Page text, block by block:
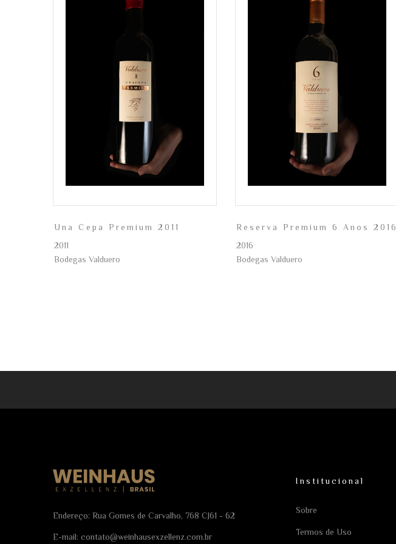
Una Cepa Premium 2011
2011
Bodegas Valduero
Reserva Premium 6 Anos 2016
2016
Bodegas Valduero
Endereço: Rua Gomes de Carvalho, 768 CJ61 - 62
E-mail: contato@weinhausexzellenz.com.br
Institucional
Sobre
Termos de Uso